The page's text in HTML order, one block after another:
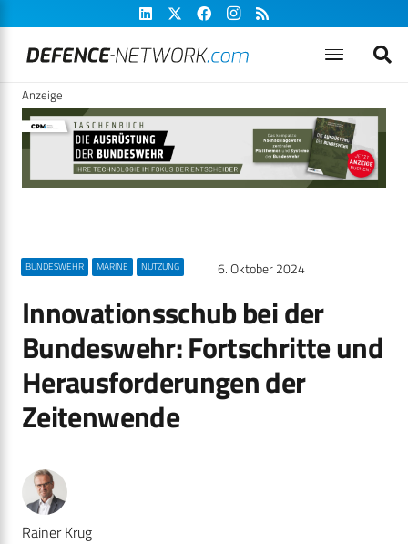
Anzeige
BUNDESWEHR MARINE NUTZUNG 6. Oktober 2024
Innovationsschub bei der
Bundeswehr: Fortschritte und
Herausforderungen der
Zeitenwende
Rainer Krug